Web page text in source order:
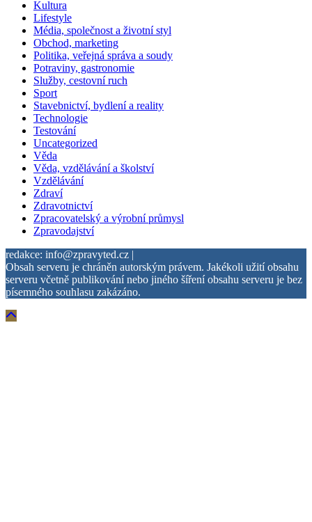
Kultura
Lifestyle
Média, společnost a životní styl
Obchod, marketing
Politika, veřejná správa a soudy
Potraviny, gastronomie
Služby, cestovní ruch
Sport
Stavebnictví, bydlení a reality
Technologie
Testování
Uncategorized
Věda
Věda, vzdělávání a školství
Vzdělávání
Zdraví
Zdravotnictví
Zpracovatelský a výrobní průmysl
Zpravodajství
redakce: info@zpravyted.cz |
Obsah serveru je chráněn autorským právem. Jakékoli užití obsahu
serveru včetně publikování nebo jiného šíření obsahu serveru je bez
písemného souhlasu zakázáno.